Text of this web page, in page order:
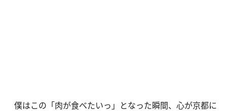
僕はこの「肉が食べたいっ」となった瞬間、心が京都に